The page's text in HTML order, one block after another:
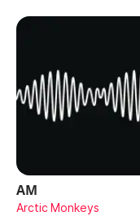
AM
Arctic Monkeys